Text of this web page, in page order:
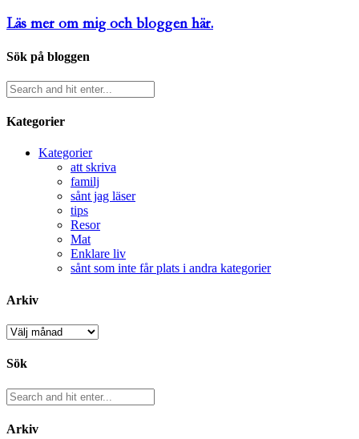
Läs mer om mig och bloggen här.
Sök på bloggen
Kategorier
Kategorier
att skriva
familj
sånt jag läser
tips
Resor
Mat
Enklare liv
sånt som inte får plats i andra kategorier
Arkiv
Arkiv
Sök
Arkiv